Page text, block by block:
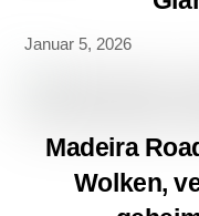
Januar 5, 2026
Madeira
Wolken,